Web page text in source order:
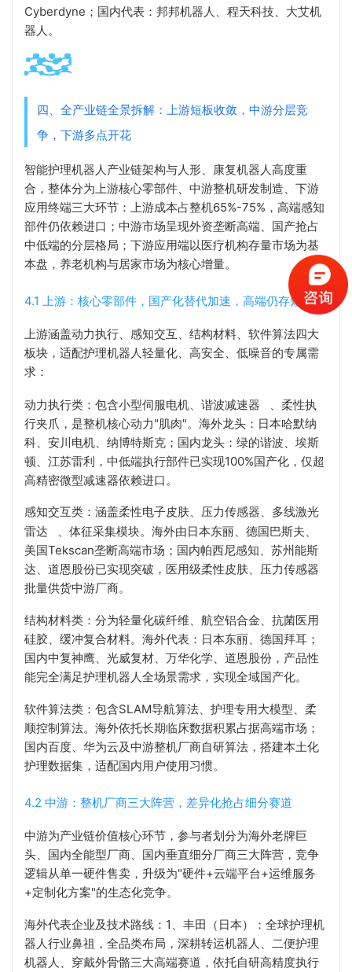
Cyberdyne；国内代表：邦邦机器人、程天科技、大艾机
器人。
四、全产业链全景拆解：上游短板收敛，中游分层竞
争，下游多点开花
智能护理机器人产业链架构与人形、康复机器人高度重
合，整体分为上游核心零部件、中游整机研发制造、下游
应用终端三大环节：上游成本占整机65%-75%，高端感知
部件仍依赖进口；中游市场呈现外资垄断高端、国产抢占
中低端的分层格局；下游应用端以医疗机构存量市场为基
本盘，养老机构与居家市场为核心增量。
4.1 上游：核心零部件，国产化替代加速，高端仍存短板
上游涵盖动力执行、感知交互、结构材料、软件算法四大
板块，适配护理机器人轻量化、高安全、低噪音的专属需
求：
动力执行类：包含小型伺服电机、 谐波减速器
、柔性执
行夹爪，是整机核心动力"肌肉"。海外龙头：日本哈默纳
科、安川电机、纳博特斯克；国内龙头：绿的谐波、埃斯
顿、江苏雷利，中低端执行部件已实现100%国产化，仅超
高精密微型减速器依赖进口。
感知交互类：涵盖柔性电子皮肤、压力传感器、 多线激光
雷达
、体征采集模块。海外由日本东丽、德国巴斯夫、
美国Tekscan垄断高端市场；国内帕西尼感知、苏州能斯
达、道恩股份已实现突破，医用级柔性皮肤、压力传感器
批量供货中游厂商。
结构材料类：分为轻量化碳纤维、航空铝合金、抗菌医用
硅胶、缓冲复合材料。海外代表：日本东丽、德国拜耳；
国内中复神鹰、光威复材、万华化学、道恩股份，产品性
能完全满足护理机器人全场景需求，实现全域国产化。
软件算法类：包含SLAM导航算法、护理专用大模型、柔
顺控制算法。海外依托长期临床数据积累占据高端市场；
国内百度、华为云及中游整机厂商自研算法，搭建本土化
护理数据集，适配国内用户使用习惯。
4.2 中游：整机厂商三大阵营，差异化抢占细分赛道
中游为产业链价值核心环节，参与者划分为海外老牌巨
头、国内全能型厂商、国内垂直细分厂商三大阵营，竞争
逻辑从单一硬件售卖，升级为"硬件+云端平台+运维服务
+定制化方案"的生态化竞争。
海外代表企业及技术路线：1、丰田（日本）：全球护理机
器人行业鼻祖，全品类布局，深耕转运机器人、二便护理
机器人、穿戴外骨骼三大高端赛道，依托自研高精度执行